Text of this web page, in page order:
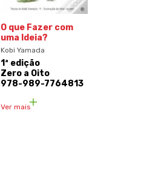
O que Fazer com
uma Ideia?
Kobi Yamada
1ª edição
Zero a Oito
978-989-7764813
Ver mais